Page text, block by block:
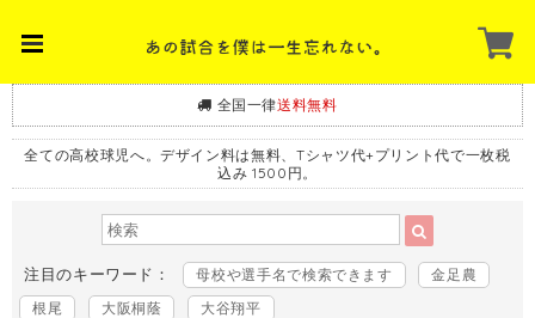
全国一律送料無料
全ての高校球児へ。デザイン料は無料、Tシャツ代+プリント代で一枚税
込み 1500円。
注目のキーワード： 母校や選手名で検索できます
金足農
根尾
大阪桐蔭 大谷翔平